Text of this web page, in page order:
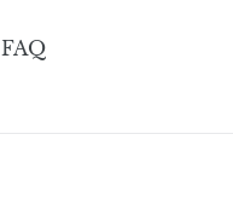
FAQ